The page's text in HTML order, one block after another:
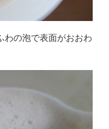
わの泡で表面がおおわ